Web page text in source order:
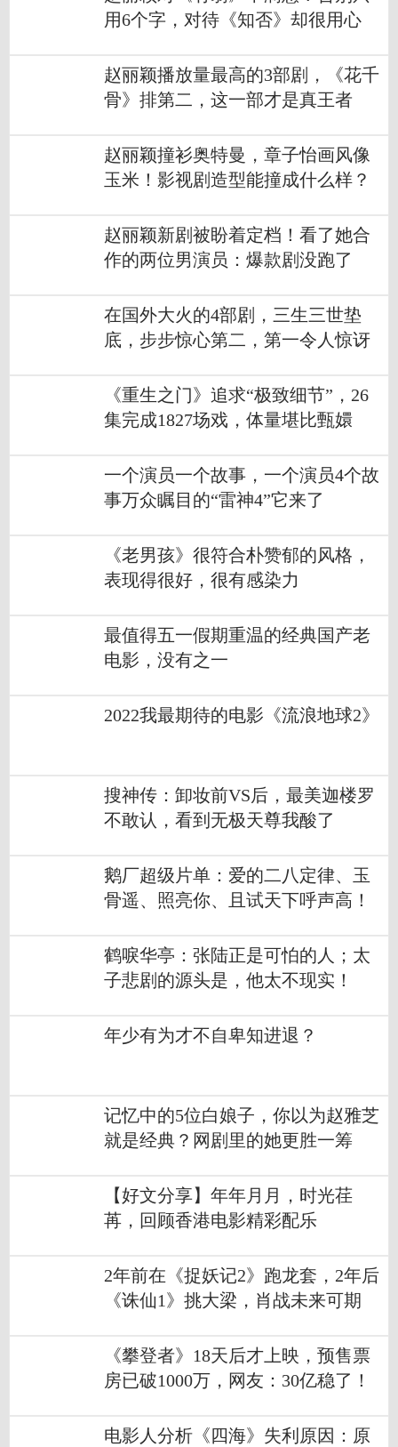
用6个字，对待《知否》却很用心
赵丽颖播放量最高的3部剧，《花千
骨》排第二，这一部才是真王者
赵丽颖撞衫奥特曼，章子怡画风像
玉米！影视剧造型能撞成什么样？
赵丽颖新剧被盼着定档！看了她合
作的两位男演员：爆款剧没跑了
在国外大火的4部剧，三生三世垫
底，步步惊心第二，第一令人惊讶
《重生之门》追求“极致细节”，26
集完成1827场戏，体量堪比甄嬛
一个演员一个故事，一个演员4个故
事万众瞩目的“雷神4”它来了
《老男孩》很符合朴赞郁的风格，
表现得很好，很有感染力
最值得五一假期重温的经典国产老
电影，没有之一
2022我最期待的电影《流浪地球2》
搜神传：卸妆前VS后，最美迦楼罗
不敢认，看到无极天尊我酸了
鹅厂超级片单：爱的二八定律、玉
骨遥、照亮你、且试天下呼声高！
鹤唳华亭：张陆正是可怕的人；太
子悲剧的源头是，他太不现实！
年少有为才不自卑知进退？
记忆中的5位白娘子，你以为赵雅芝
就是经典？网剧里的她更胜一筹
【好文分享】年年月月，时光荏
苒，回顾香港电影精彩配乐
2年前在《捉妖记2》跑龙套，2年后
《诛仙1》挑大梁，肖战未来可期
《攀登者》18天后才上映，预售票
房已破1000万，网友：30亿稳了！
电影人分析《四海》失利原因：原